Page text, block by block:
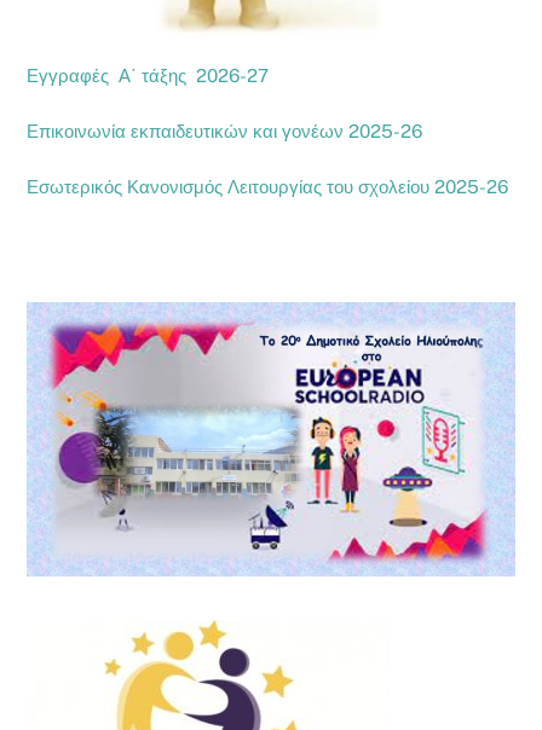
Εγγραφές Α΄ τάξης 2026-27
Επικοινωνία εκπαιδευτικών και γονέων 2025-26
Εσωτερικός Κανονισμός Λειτουργίας του σχολείου 2025-26